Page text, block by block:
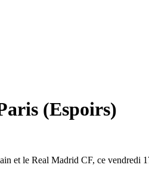
(Espoirs)
et le Real Madrid CF, ce vendredi